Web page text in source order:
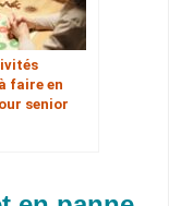
faire en
senior